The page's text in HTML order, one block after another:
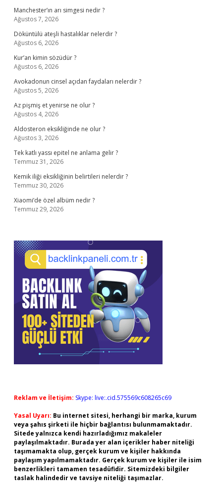
Manchester’ın arı simgesi nedir ?
Ağustos 7, 2026
Döküntülü ateşli hastalıklar nelerdir ?
Ağustos 6, 2026
Kur’an kimin sözüdür ?
Ağustos 6, 2026
Avokadonun cinsel açıdan faydaları nelerdir ?
Ağustos 5, 2026
Az pişmiş et yenirse ne olur ?
Ağustos 4, 2026
Aldosteron eksikliğinde ne olur ?
Ağustos 3, 2026
Tek katlı yassı epitel ne anlama gelir ?
Temmuz 31, 2026
Kemik iliği eksikliğinin belirtileri nelerdir ?
Temmuz 30, 2026
Xiaomi’de özel albüm nedir ?
Temmuz 29, 2026
Reklam ve İletişim: Skype: live:.cid.575569c608265c69
Yasal Uyarı: Bu internet sitesi, herhangi bir marka, kurum
veya şahıs şirketi ile hiçbir bağlantısı bulunmamaktadır.
Sitede yalnızca kendi hazırladığımız makaleler
paylaşılmaktadır. Burada yer alan içerikler haber niteliği
taşımamakta olup, gerçek kurum ve kişiler hakkında
paylaşım yapılmamaktadır. Gerçek kurum ve kişiler ile isim
benzerlikleri tamamen tesadüfidir. Sitemizdeki bilgiler
taslak halindedir ve tavsiye niteliği taşımazlar.